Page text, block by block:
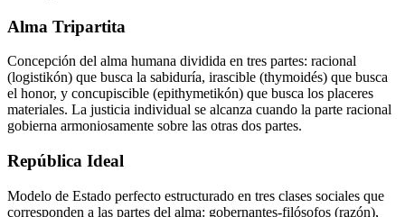
Alma Tripartita
Concepción del alma humana dividida en tres partes: racional
(logistikón) que busca la sabiduría, irascible (thymoidés) que busca
el honor, y concupiscible (epithymetikón) que busca los placeres
materiales. La justicia individual se alcanza cuando la parte racional
gobierna armoniosamente sobre las otras dos partes.
República Ideal
Modelo de Estado perfecto estructurado en tres clases sociales que
corresponden a las partes del alma: gobernantes-filósofos (razón),